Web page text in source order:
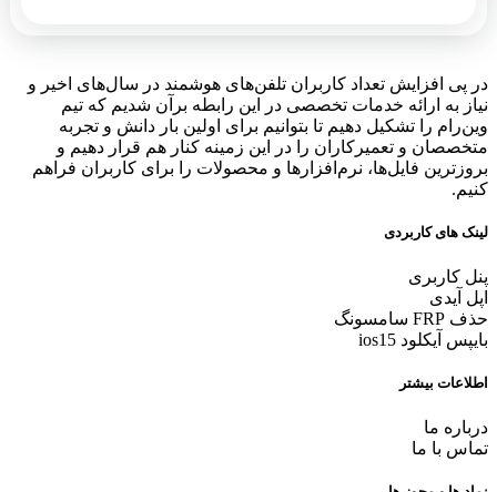
در پی افزایش تعداد کاربران تلفن‌های هوشمند در سال‌های اخیر و
نیاز به ارائه خدمات تخصصی در این رابطه برآن شدیم که تیم
وین‌رام را تشکیل دهیم تا بتوانیم برای اولین بار دانش و تجربه
متخصصان و تعمیرکاران را در این زمینه کنار هم قرار دهیم و
بروزترین فایل‌ها، نرم‌افزارها و محصولات را برای کاربران فراهم
کنیم.
لینک های کاربردی
پنل کاربری
اپل آیدی
حذف FRP سامسونگ
بایپس آیکلود ios15
اطلاعات بیشتر
درباره ما
تماس با ما